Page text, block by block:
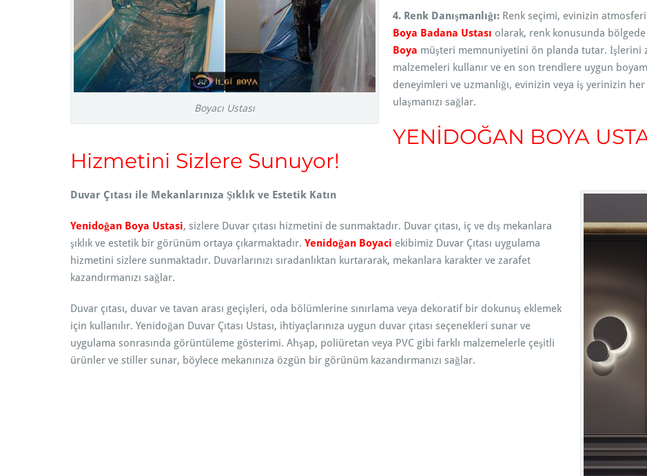
Boyacı Ustası
4. Renk Danışmanlığı: Renk seçimi, evinizin
Boya Badana Ustası olarak, renk konusunda bölgede
Boya müşteri memnuniyetini ön planda tutar. İşlerini
malzemeleri kullanır ve en son trendlere uygun
deneyimleri ve uzmanlığı, evinizin veya iş yerinizin
ulaşmanızı sağlar.
YENİDOĞAN BOYA
Hizmetini Sizlere Sunuyor!
Duvar Çıtası ile Mekanlarınıza Şıklık ve Estetik Katın
Yenidoğan Boya Ustasi, sizlere Duvar çıtası hizmetini de sunmaktadır. Duvar çıtası, iç ve dış mekanlara
şıklık ve estetik bir görünüm ortaya çıkarmaktadır. Yenidoğan Boyaci ekibimiz Duvar Çıtası uygulama
hizmetini sizlere sunmaktadır. Duvarlarınızı sıradanlıktan kurtararak, mekanlara karakter ve zarafet
kazandırmanızı sağlar.
Duvar çıtası, duvar ve tavan arası geçişleri, oda bölümlerine sınırlama veya dekoratif bir dokunuş eklemek
için kullanılır. Yenidoğan Duvar Çıtası Ustası, ihtiyaçlarınıza uygun duvar çıtası seçenekleri sunar ve
uygulama sonrasında görüntüleme gösterimi. Ahşap, poliüretan veya PVC gibi farklı malzemelerle çeşitli
ürünler ve stiller sunar, böylece mekanınıza özgün bir görünüm kazandırmanızı sağlar.